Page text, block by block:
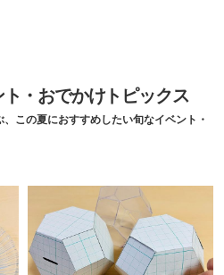
・おでかけトピックス
この夏におすすめしたい旬なイベント・